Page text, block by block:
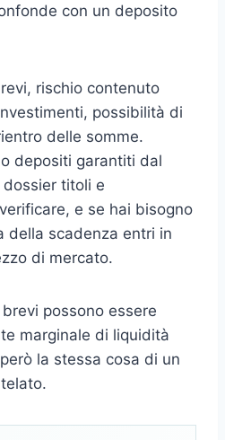
con un deposito
rischio contenuto
possibilità di
delle somme.
depositi garantiti dal
dossier titoli e
e se hai bisogno
della scadenza entri in
di mercato.
possono essere
marginale di liquidità
la stessa cosa di un